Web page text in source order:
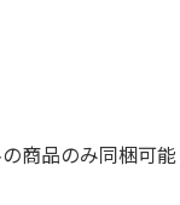
商品のみ同梱可能